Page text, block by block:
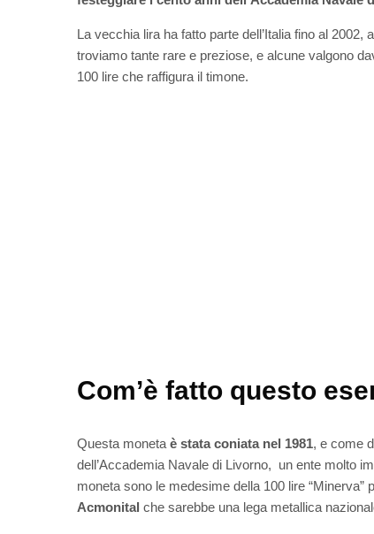
La vecchia lira ha fatto parte dell’Italia fino al 2002,
troviamo tante rare e preziose, e alcune valgono
100 lire che raffigura il timone.
Com’è fatto questo
Questa moneta è stata coniata nel 1981, e come
dell’Accademia Navale di Livorno, un ente molto
moneta sono le medesime della 100 lire
Acmonital che sarebbe una lega metallica